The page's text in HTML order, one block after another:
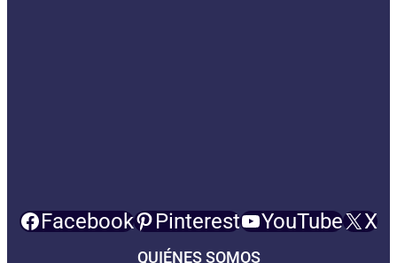
Facebook Pinterest YouTube X
QUIÉNES SOMOS